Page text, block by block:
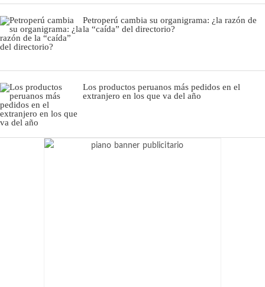
Petroperú cambia su organigrama: ¿la razón de
la “caída” del directorio?
Los productos peruanos más pedidos en el
extranjero en los que va del año